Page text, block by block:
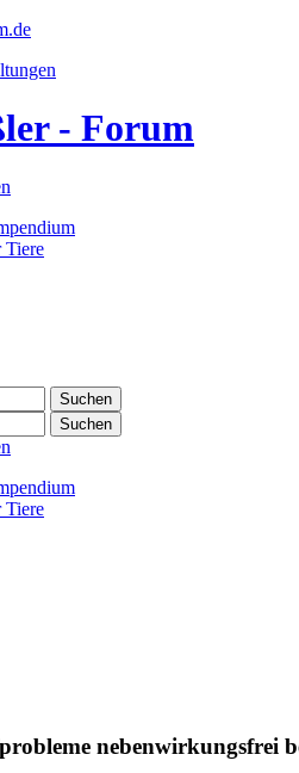
Tiere
Suchen
Suchen
Tiere
nebenwirkungsfrei